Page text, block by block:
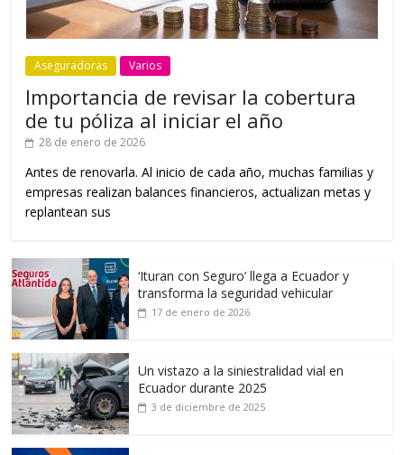
Aseguradoras Varios
Importancia de revisar la cobertura
de tu póliza al iniciar el año
28 de enero de 2026
Antes de renovarla. Al inicio de cada año, muchas familias y
empresas realizan balances financieros, actualizan metas y
replantean sus
‘Ituran con Seguro’ llega a Ecuador y
transforma la seguridad vehicular
17 de enero de 2026
Un vistazo a la siniestralidad vial en
Ecuador durante 2025
3 de diciembre de 2025